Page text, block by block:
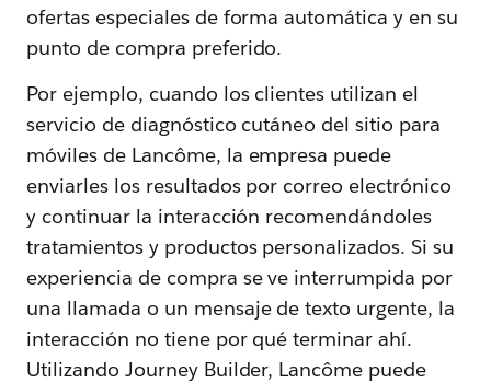
ofertas especiales de forma automática y en su
punto de compra preferido.
Por ejemplo, cuando los clientes utilizan el
servicio de diagnóstico cutáneo del sitio para
móviles de Lancôme, la empresa puede
enviarles los resultados por correo electrónico
y continuar la interacción recomendándoles
tratamientos y productos personalizados. Si su
experiencia de compra se ve interrumpida por
una llamada o un mensaje de texto urgente, la
interacción no tiene por qué terminar ahí.
Utilizando Journey Builder, Lancôme puede